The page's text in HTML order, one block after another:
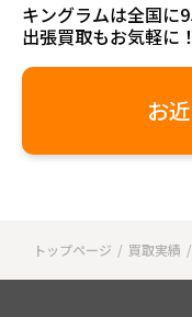
キングラムは全国に
出張買取もお気軽に！
お
トップページ 買取実績